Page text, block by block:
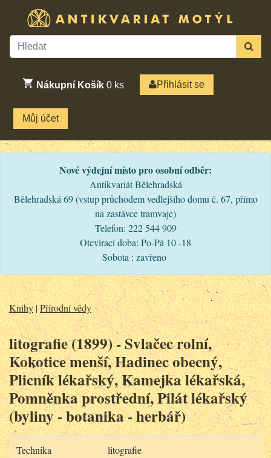
Nákupní Košík 0 ks Přihlásit se
Můj účet
Nové výdejní místo pro osobní odběr:
Antikvariát Bělehradská
Bělehradská 69 (vstup průchodem vedlejšího domu č. 67, přímo
na zastávce tramvaje)
Telefon: 222 544 909
Otevírací doba: Po-Pá 10 -18
Sobota : zavřeno
Knihy|Přírodní vědy
litografie (1899) - Svlačec rolní,
Kokotice menší, Hadinec obecný,
Plicník lékařský, Kamejka lékařská,
Pomněnka prostřední, Pilát lékařský
(byliny - botanika - herbář)
Technika litografie